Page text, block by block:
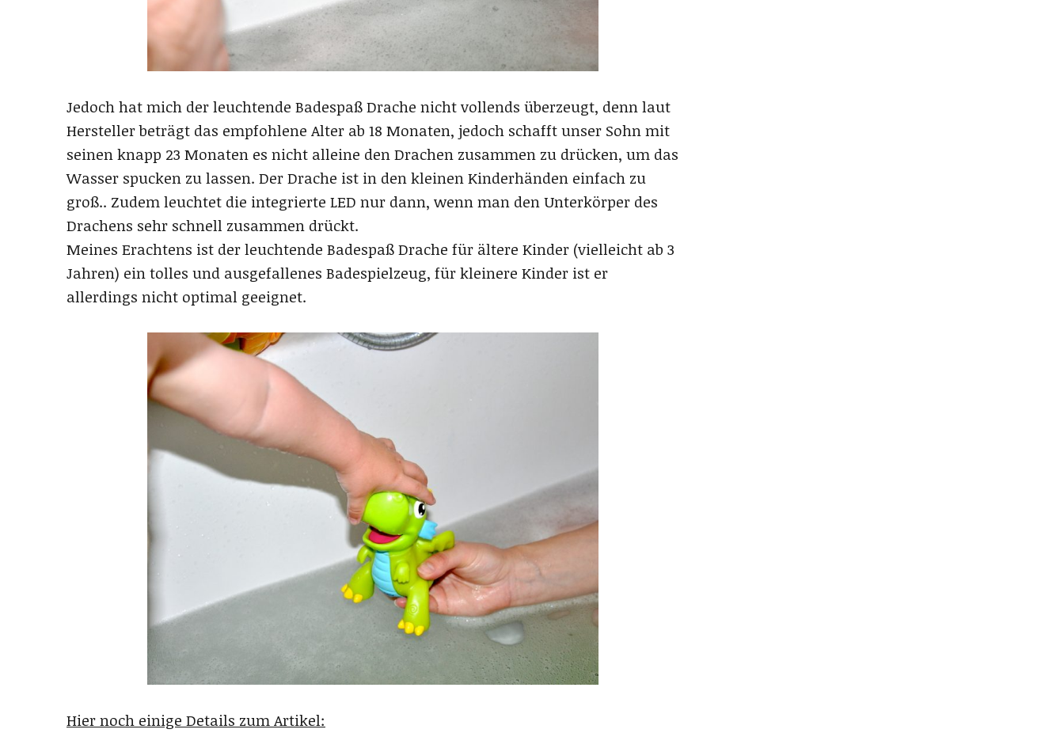
Jedoch hat mich der leuchtende Badespaß Drache nicht vollends überzeugt, denn laut
Hersteller beträgt das empfohlene Alter ab 18 Monaten, jedoch schafft unser Sohn mit
seinen knapp 23 Monaten es nicht alleine den Drachen zusammen zu drücken, um das
Wasser spucken zu lassen. Der Drache ist in den kleinen Kinderhänden einfach zu
groß.. Zudem leuchtet die integrierte LED nur dann, wenn man den Unterkörper des
Drachens sehr schnell zusammen drückt.
Meines Erachtens ist der leuchtende Badespaß Drache für ältere Kinder (vielleicht ab 3
Jahren) ein tolles und ausgefallenes Badespielzeug, für kleinere Kinder ist er
allerdings nicht optimal geeignet.
Hier noch einige Details zum Artikel: